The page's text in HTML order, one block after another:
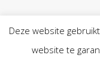
Deze website
website te